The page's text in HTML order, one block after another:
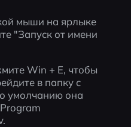
мыши на ярлыке
"Запуск от имени
Win + E, чтобы
в папку с
умолчанию она